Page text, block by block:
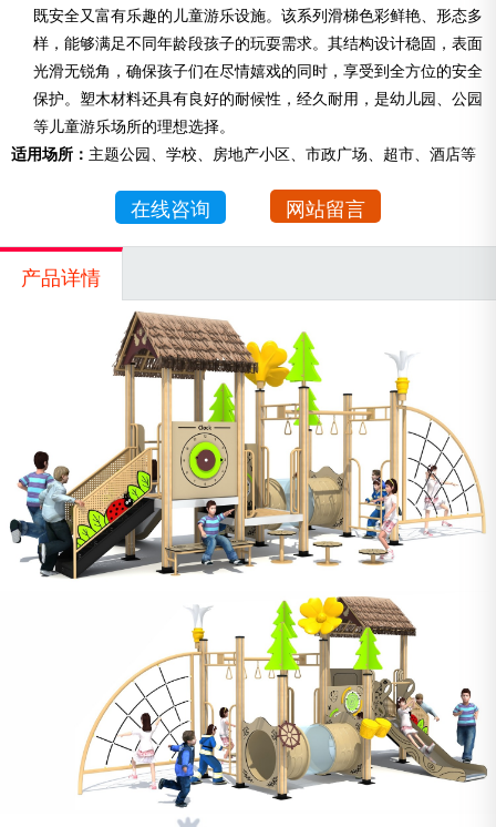
既安全又富有乐趣的儿童游乐设施。该系列滑梯色彩鲜艳、形态多
样，能够满足不同年龄段孩子的玩耍需求。其结构设计稳固，表面
光滑无锐角，确保孩子们在尽情嬉戏的同时，享受到全方位的安全
保护。塑木材料还具有良好的耐候性，经久耐用，是幼儿园、公园
等儿童游乐场所的理想选择。
适用场所： 主题公园、学校、房地产小区、市政广场、超市、酒店等
在线咨询 网站留言
产品详情